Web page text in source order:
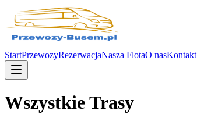
StartPrzewozyRezerwacjaNasza FlotaO nasKontakt
Wszystkie Trasy